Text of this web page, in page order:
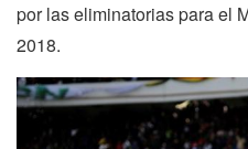
por las eliminatorias para el
2018.